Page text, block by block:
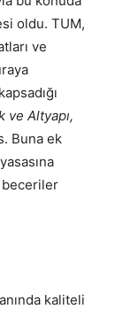
oldu. TUM,
ve
ve Altyapı,
Buna ek
beceriler
kaliteli